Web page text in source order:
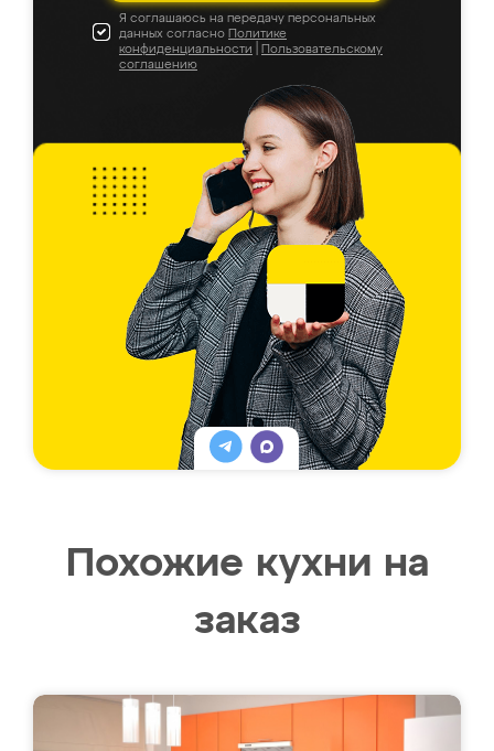
Я соглашаюсь на передачу персональных
данных согласно Политике
конфиденциальности
Пользовательскому
соглашению
Похожие кухни на
заказ